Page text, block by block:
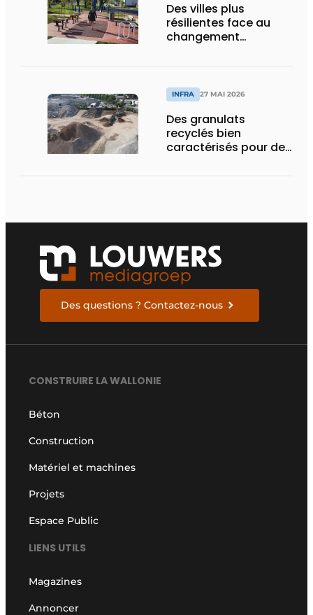
Des villes plus
résilientes face au
changement
INFRA 27 MAI 2026
Des granulats
recyclés bien
caractérisés pour des
Des questions ? Contactez-nous
CONSTRUIRE LA WALLONIE
Béton
Construction
Matériel et machines
Projets
Espace Public
LIENS UTILS
Magazines
Annoncer